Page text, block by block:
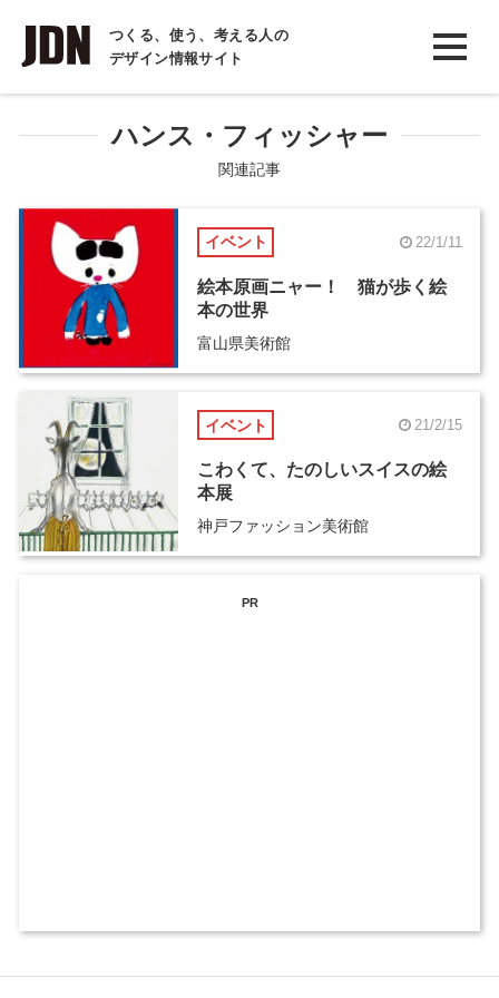
つくる、使う、考える人の
デザイン情報サイト
INTERVIEW
インタビュー
REPORT
COLUMN
コラム
ハンス・フィッシャー
関連記事
イベント 22/1/11
絵本原画ニャー！ 猫が歩く絵
本の世界
富山県美術館
イベント 21/2/15
こわくて、たのしいスイスの絵
本展
神戸ファッション美術館
PR